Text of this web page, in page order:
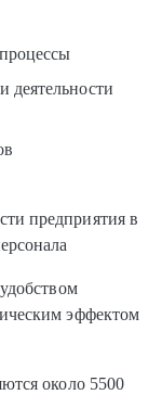
деятельности
предприятия в
эффектом
около 5500